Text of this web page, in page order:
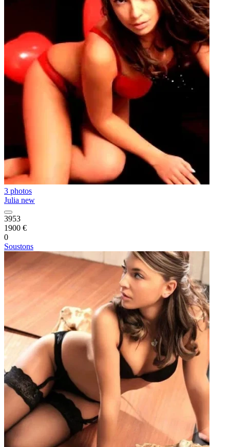
3 photos
Julia new
3953
1900 €
0
Soustons